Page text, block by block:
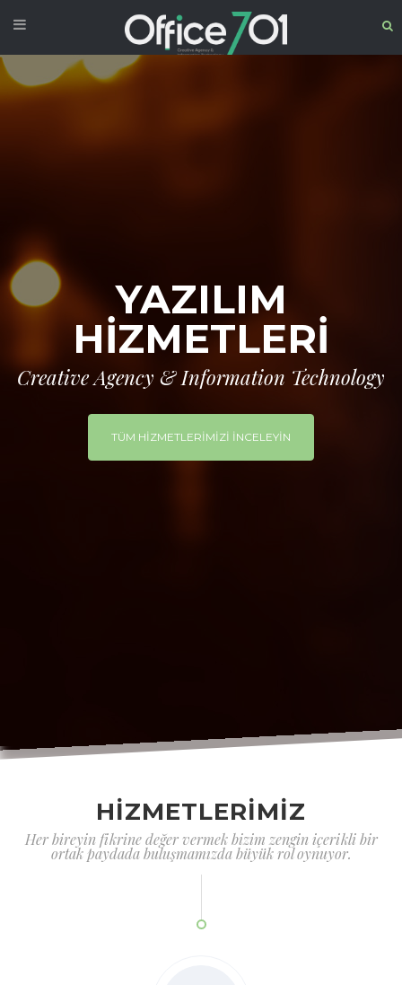
YAZILIM
HİZMETLERİ
Creative Agency & Information Technology
TÜM HİZMETLERİMİZİ İNCELEYİN
HİZMETLERİMİZ
Her bireyin fikrine değer vermek bizim zengin içerikli bir
ortak paydada buluşmamızda büyük rol oynuyor.